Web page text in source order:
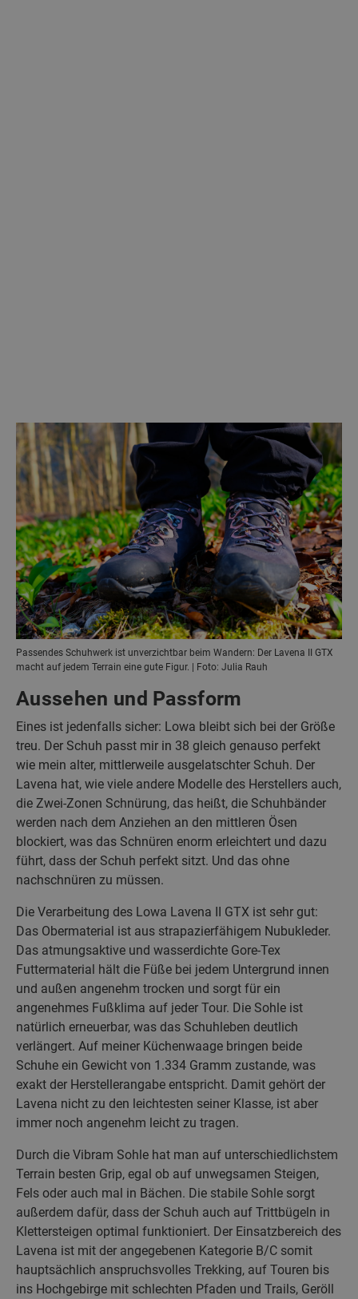
Passendes Schuhwerk ist unverzichtbar beim Wandern: Der Lavena II GTX
macht auf jedem Terrain eine gute Figur. | Foto: Julia Rauh
Aussehen und Passform
Eines ist jedenfalls sicher: Lowa bleibt sich bei der Größe
treu. Der Schuh passt mir in 38 gleich genauso perfekt
wie mein alter, mittlerweile ausgelatschter Schuh. Der
Lavena hat, wie viele andere Modelle des Herstellers auch,
die Zwei-Zonen Schnürung, das heißt, die Schuhbänder
werden nach dem Anziehen an den mittleren Ösen
blockiert, was das Schnüren enorm erleichtert und dazu
führt, dass der Schuh perfekt sitzt. Und das ohne
nachschnüren zu müssen.
Die Verarbeitung des Lowa Lavena II GTX ist sehr gut:
Das Obermaterial ist aus strapazierfähigem Nubukleder.
Das atmungsaktive und wasserdichte Gore-Tex
Futtermaterial hält die Füße bei jedem Untergrund innen
und außen angenehm trocken und sorgt für ein
angenehmes Fußklima auf jeder Tour. Die Sohle ist
natürlich erneuerbar, was das Schuhleben deutlich
verlängert. Auf meiner Küchenwaage bringen beide
Schuhe ein Gewicht von 1.334 Gramm zustande, was
exakt der Herstellerangabe entspricht. Damit gehört der
Lavena nicht zu den leichtesten seiner Klasse, ist aber
immer noch angenehm leicht zu tragen.
Durch die Vibram Sohle hat man auf unterschiedlichstem
Terrain besten Grip, egal ob auf unwegsamen Steigen,
Fels oder auch mal in Bächen. Die stabile Sohle sorgt
außerdem dafür, dass der Schuh auch auf Trittbügeln in
Klettersteigen optimal funktioniert. Der Einsatzbereich des
Lavena ist mit der angegebenen Kategorie B/C somit
hauptsächlich anspruchsvolles Trekking, auf Touren bis
ins Hochgebirge mit schlechten Pfaden und Trails, Geröll